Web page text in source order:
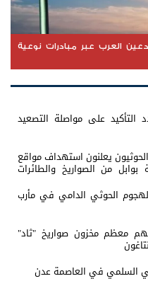
العرب عبر مبادرات نوعية
على مواصلة التصعيد
يعلنون استهداف مواقع
من الصواريخ والطائرات
الحوثي الدامي في مأرب
معظم مخزون صواريخ "ثاد"
السلمي في العاصمة عدن